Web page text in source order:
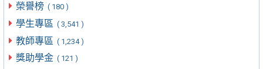
榮譽榜 ( 180 )
學生專區 ( 3,541 )
教師專區 ( 1,234 )
獎助學金 ( 121 )